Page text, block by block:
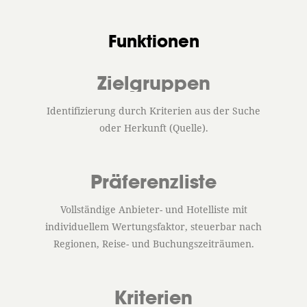
Funktionen
Zielgruppen
Identifizierung durch Kriterien aus der Suche
oder Herkunft (Quelle).
Präferenzliste
Vollständige Anbieter- und Hotelliste mit
individuellem Wertungsfaktor, steuerbar nach
Regionen, Reise- und Buchungszeiträumen.
Kriterien